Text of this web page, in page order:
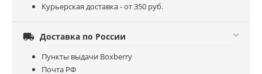
Курьерская доставка - от 350 руб.
 Доставка по России
Пункты выдачи Boxberry
Почта РФ